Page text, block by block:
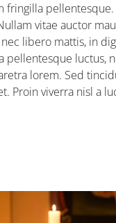
fringilla
vitae auctor
libero mattis, in
pellentesque luctus,
lorem. Sed
Proin viverra nisl a